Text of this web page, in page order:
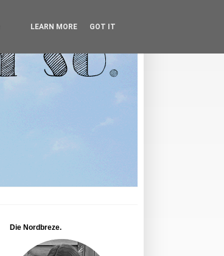
Die Nordbreze.
LEARN MORE GOT IT